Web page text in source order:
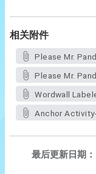
相关附件
Please Mr.
Please Mr.
Wordwall
Anchor
最后更新日期：